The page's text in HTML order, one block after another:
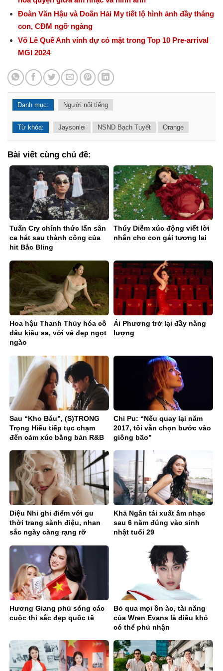
Đoàn Văn Hậu và Doãn Hải My tiết lộ hình ảnh đầy tháng
con, CĐM ngỡ ngàng
Võ Lê Quế Anh vinh dự có mặt trong Top 10 Pre-arrival
MGI 2024
Danh mục: Người nổi tiếng
Từ khóa: Jaysonlei NSND Bạch Tuyết Orange
Bài viết cùng chủ đề:
Tuấn Cry chính thức lấn sân
ca hát sau thành công của
hit Bắc Bling
Thúy Diễm xúc động viết lời
nhắn cho con gái tương lai
Hoa hậu Thanh Thủy hóa cô
dâu kiêu sa, với vẻ đẹp ngọt
ngào
Ái Phương trở lại đầy năng
lượng
Sau “Kho Báu”, (S)TRONG
Trọng Hiếu tiếp tục chạm
đến cảm xúc bằng bản R&B
Chi Pu: “Nếu quay lại năm
2017, tôi vẫn chọn bước vào
giông bão”
Diệu Nhi ghi điểm với gu
thời trang sành điệu, nhan
sắc ngày càng rạng rỡ
Khả Ngân tái xuất âm nhạc
sau 6 năm đúng vào sinh
nhật tuổi 29
Hương Giang phủ sóng các
cuộc thi sắc đẹp quốc tế
Bỏ qua mọi ồn ào, tài năng
của Wren Evans là điều khó
có thể phủ nhận